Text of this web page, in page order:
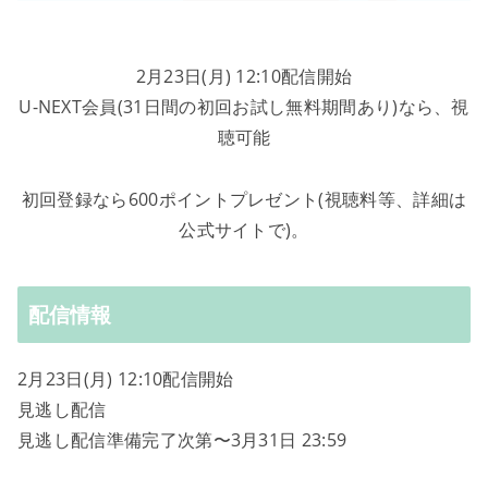
2月23日(月) 12:10配信開始
U-NEXT会員(31日間の初回お試し無料期間あり)なら、視
聴可能
初回登録なら600ポイントプレゼント(視聴料等、詳細は
公式サイトで)。
配信情報
2月23日(月) 12:10配信開始
見逃し配信
見逃し配信準備完了次第〜3月31日 23:59